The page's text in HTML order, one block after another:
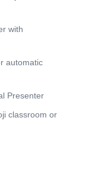
with
automatic
Presenter
classroom or